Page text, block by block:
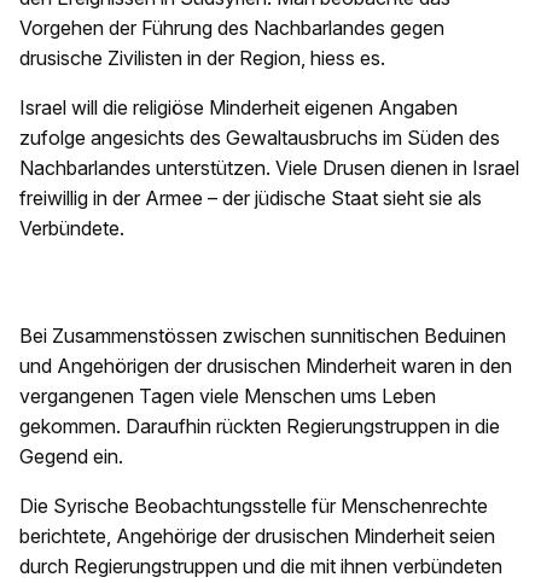
Vorgehen der Führung des Nachbarlandes gegen
drusische Zivilisten in der Region, hiess es.
Israel will die religiöse Minderheit eigenen Angaben
zufolge angesichts des Gewaltausbruchs im Süden des
Nachbarlandes unterstützen. Viele Drusen dienen in Israel
freiwillig in der Armee – der jüdische Staat sieht sie als
Verbündete.
Bei Zusammenstössen zwischen sunnitischen Beduinen
und Angehörigen der drusischen Minderheit waren in den
vergangenen Tagen viele Menschen ums Leben
gekommen. Daraufhin rückten Regierungstruppen in die
Gegend ein.
Die Syrische Beobachtungsstelle für Menschenrechte
berichtete, Angehörige der drusischen Minderheit seien
durch Regierungstruppen und die mit ihnen verbündeten